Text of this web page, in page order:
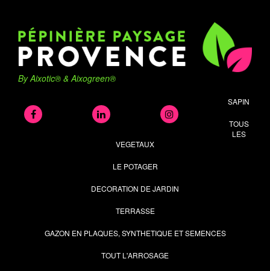
By Aixotic® & Aixogreen®
SAPIN
TOUS
LES
VEGETAUX
LE POTAGER
DECORATION DE JARDIN
TERRASSE
GAZON EN PLAQUES, SYNTHETIQUE ET SEMENCES
TOUT L'ARROSAGE